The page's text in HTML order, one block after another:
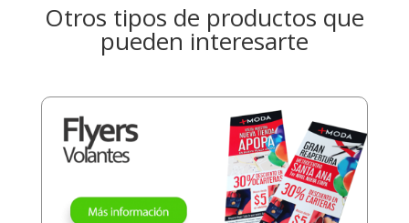
Otros tipos de productos que
pueden interesarte